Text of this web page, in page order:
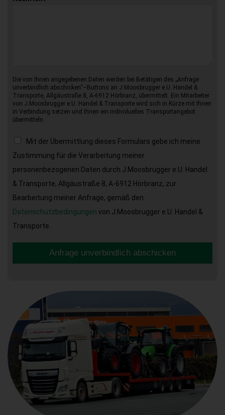
Die von Ihnen angegebenen Daten werden bei Betätigen des „Anfrage
unverbindlich abschicken“–Buttons an J.Moosbrugger e.U. Handel &
Transporte, Allgäustraße 8, A-6912 Hörbranz, übermittelt. Ein Mitarbeiter
von J.Moosbrugger e.U. Handel & Transporte wird sich in Kürze mit Ihnen
in Verbindung setzen und Ihnen ein individuelles Transportangebot
übermitteln.
Mit der Übermittlung dieses Formulars gebe ich meine
Zustimmung für die Verarbeitung meiner
personenbezogenen Daten durch J.Moosbrugger e.U. Handel
& Transporte, Allgäustraße 8, A-6912 Hörbranz, zur
Bearbeitung meiner Anfrage, gemäß den
Datenschutzbedingungen von J.Moosbrugger e.U. Handel &
Transporte.
Anfrage unverbindlich abschicken